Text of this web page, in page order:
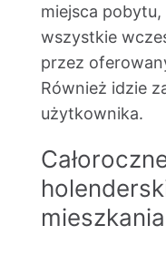
miejsca pobytu,
wszystkie
przez
Również idzie
użytkownika.
mieszkania